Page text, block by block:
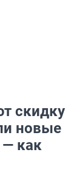
скидку
новые
как